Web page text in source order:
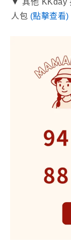
▼ 其他 KKday
人包 (點擊查看)